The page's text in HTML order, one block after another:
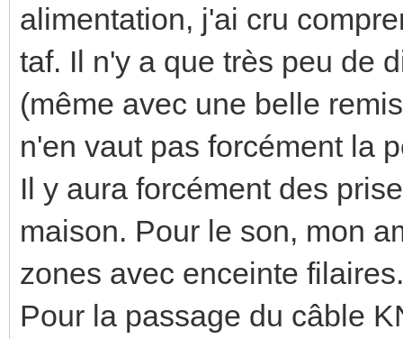
alimentation, j'ai cru
taf. Il n'y a que très peu de
(même avec une belle
n'en vaut pas forcément la
Il y aura forcément des
maison. Pour le son, mon
zones avec enceinte filaires.
Pour la passage du câble